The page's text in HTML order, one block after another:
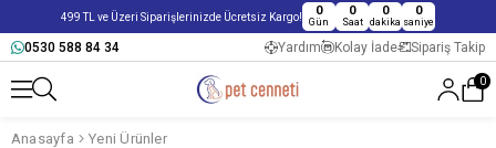
499 TL ve Üzeri Siparişlerinizde Ücretsiz Kargo! 0
Gün
0
Saat
0
dakika
0
saniye
0530 588 84 34 Yardım Kolay İade Sipariş Takip
0
Anasayfa Yeni Ürünler